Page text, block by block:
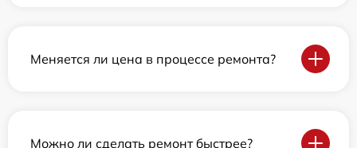
Меняется ли цена в процессе ремонта?
Можно ли сделать ремонт быстрее?